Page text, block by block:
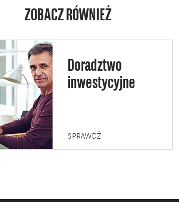
ZOBACZ RÓWNIEŻ
Doradztwo
inwestycyjne
SPRAWDŹDORADZTWO